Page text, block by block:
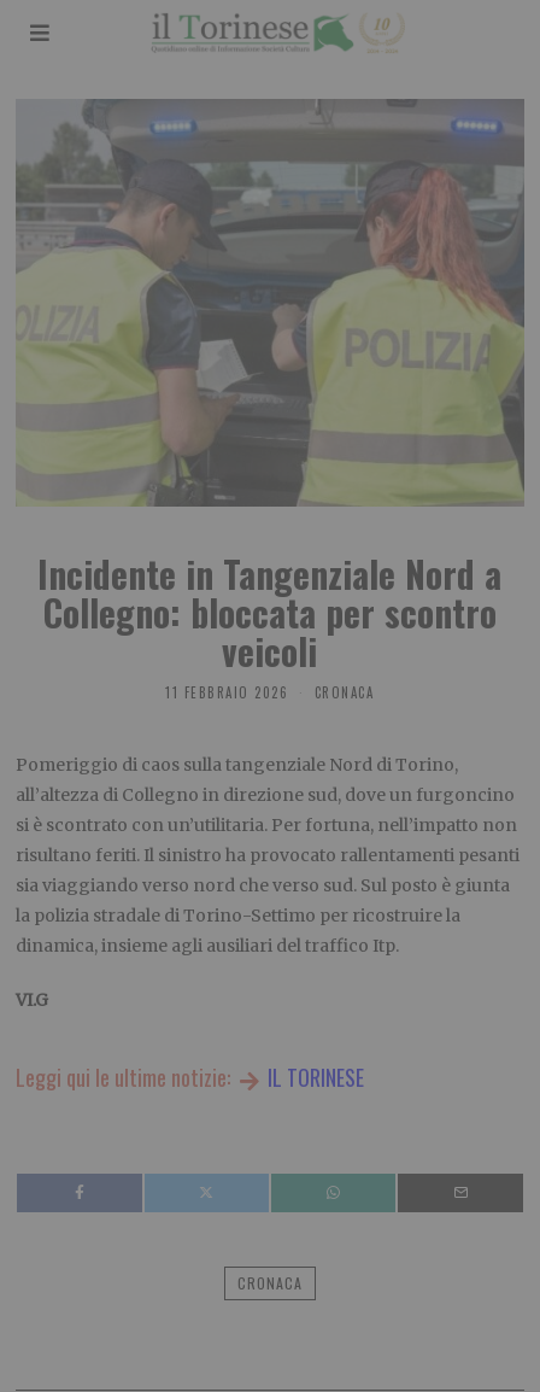
Incidente in Tangenziale Nord a
Collegno: bloccata per scontro
veicoli
11 FEBBRAIO 2026 CRONACA
Pomeriggio di caos sulla tangenziale Nord di Torino,
all’altezza di Collegno in direzione sud, dove un furgoncino
si è scontrato con un’utilitaria. Per fortuna, nell’impatto non
risultano feriti. Il sinistro ha provocato rallentamenti pesanti
sia viaggiando verso nord che verso sud. Sul posto è giunta
la polizia stradale di Torino-Settimo per ricostruire la
dinamica, insieme agli ausiliari del traffico Itp.
VI.G
Leggi qui le ultime notizie: IL TORINESE
CRONACA